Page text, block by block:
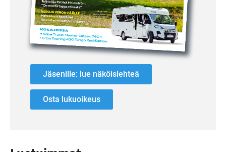
Jäsenille: lue näköislehteä
Osta lukuoikeus